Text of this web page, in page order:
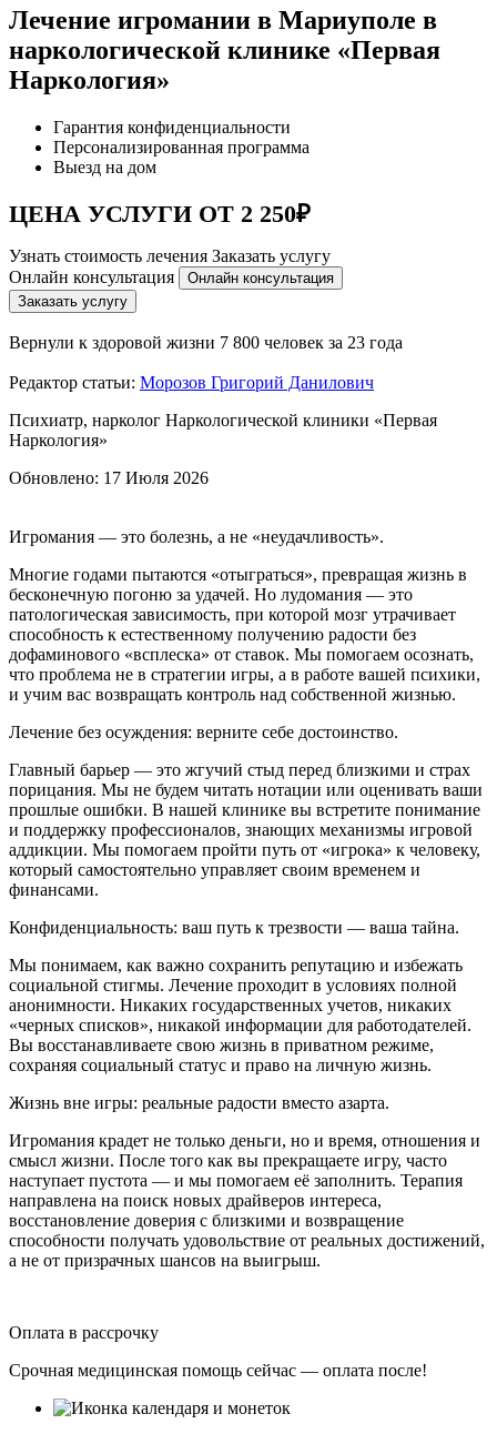
Лечение игромании в Мариуполе в
наркологической клинике «Первая
Наркология»
Гарантия конфиденциальности
Персонализированная программа
Выезд на дом
ЦЕНА УСЛУГИ ОТ 2 250₽
Узнать стоимость лечения Заказать услугу
Онлайн консультация
Онлайн консультация
Заказать услугу
Вернули к здоровой жизни 7 800 человек за 23 года
Редактор статьи: Морозов Григорий Данилович
Психиатр, нарколог Наркологической клиники «Первая
Наркология»
Обновлено: 17 Июля 2026
Игромания — это болезнь, а не «неудачливость».
Многие годами пытаются «отыграться», превращая жизнь в
бесконечную погоню за удачей. Но лудомания — это
патологическая зависимость, при которой мозг утрачивает
способность к естественному получению радости без
дофаминового «всплеска» от ставок. Мы помогаем осознать,
что проблема не в стратегии игры, а в работе вашей психики,
и учим вас возвращать контроль над собственной жизнью.
Лечение без осуждения: верните себе достоинство.
Главный барьер — это жгучий стыд перед близкими и страх
порицания. Мы не будем читать нотации или оценивать ваши
прошлые ошибки. В нашей клинике вы встретите понимание
и поддержку профессионалов, знающих механизмы игровой
аддикции. Мы помогаем пройти путь от «игрока» к человеку,
который самостоятельно управляет своим временем и
финансами.
Конфиденциальность: ваш путь к трезвости — ваша тайна.
Мы понимаем, как важно сохранить репутацию и избежать
социальной стигмы. Лечение проходит в условиях полной
анонимности. Никаких государственных учетов, никаких
«черных списков», никакой информации для работодателей.
Вы восстанавливаете свою жизнь в приватном режиме,
сохраняя социальный статус и право на личную жизнь.
Жизнь вне игры: реальные радости вместо азарта.
Игромания крадет не только деньги, но и время, отношения и
смысл жизни. После того как вы прекращаете игру, часто
наступает пустота — и мы помогаем её заполнить. Терапия
направлена на поиск новых драйверов интереса,
восстановление доверия с близкими и возвращение
способности получать удовольствие от реальных достижений,
а не от призрачных шансов на выигрыш.
Оплата в рассрочку
Срочная медицинская помощь сейчас — оплата после!